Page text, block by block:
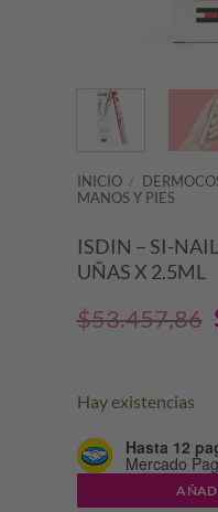
INICIO /
MANOS Y PIES
ISDIN – SI-
UÑAS X 2.5ML
$53.457,86
Hay existencias
Hasta 12
Mercado